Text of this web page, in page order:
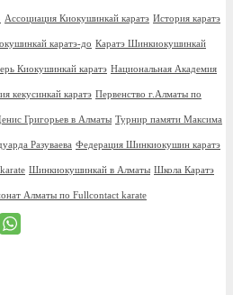
Ассоциация Киокушинкай каратэ История каратэ
каратэ-до Каратэ Шинкиокушинкай
Киокушинкай каратэ Национальная Академия
кекусинкай каратэ Первенство г.Алматы по
Григорьев в Алматы Турнир памяти Максима
Разуваева Федерация Шинкиокушин каратэ
Шинкиокушинкай в Алматы Школа Каратэ
Алматы по Fullcontact karate